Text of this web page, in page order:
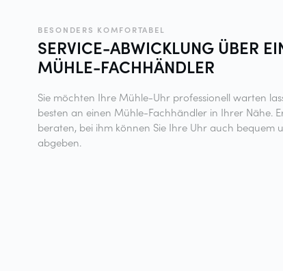
BESONDERS KOMFORTABEL
SERVICE-ABWICKLUNG ÜBER
MÜHLE-FACHHÄNDLER
Sie möchten Ihre Mühle-Uhr professionell warten
besten an einen Mühle-Fachhändler in Ihrer Nähe.
beraten, bei ihm können Sie Ihre Uhr auch bequem
abgeben.